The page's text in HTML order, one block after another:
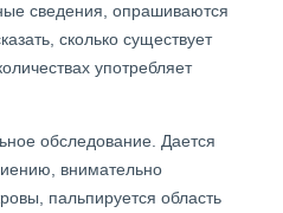
сведения, опрашиваются
сколько существует
употребляет
обследование. Дается
внимательно
пальпируется область